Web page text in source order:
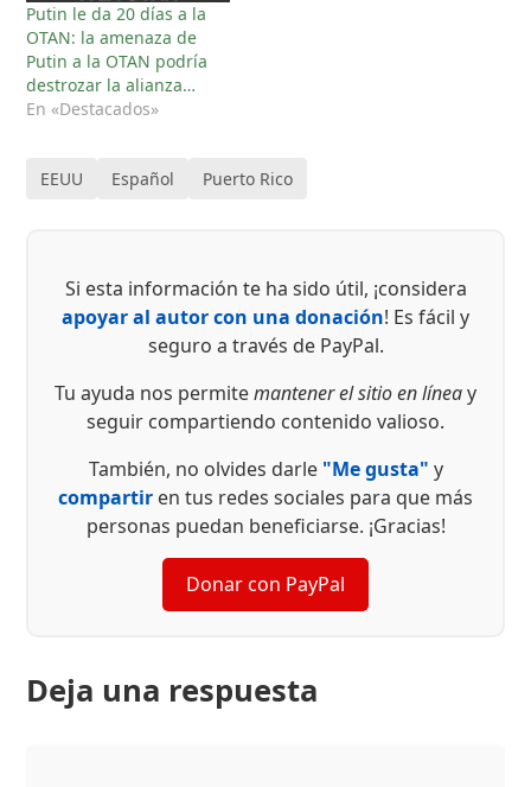
Putin le da 20 días a la
OTAN: la amenaza de
Putin a la OTAN podría
destrozar la alianza…
En «Destacados»
EEUU Español Puerto Rico
Si esta información te ha sido útil, ¡considera
apoyar al autor con una donación! Es fácil y
seguro a través de PayPal.
Tu ayuda nos permitemantener el sitio en líneay
seguir compartiendo contenido valioso.
También, no olvides darle "Me gusta" y
compartir en tus redes sociales para que más
personas puedan beneficiarse. ¡Gracias!
Donar con PayPal
Deja una respuesta